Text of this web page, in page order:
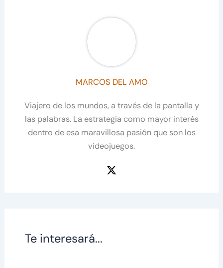
MARCOS DEL AMO
Viajero de los mundos, a través de la pantalla y
las palabras. La estrategia como mayor interés
dentro de esa maravillosa pasión que son los
videojuegos.
Te interesará...